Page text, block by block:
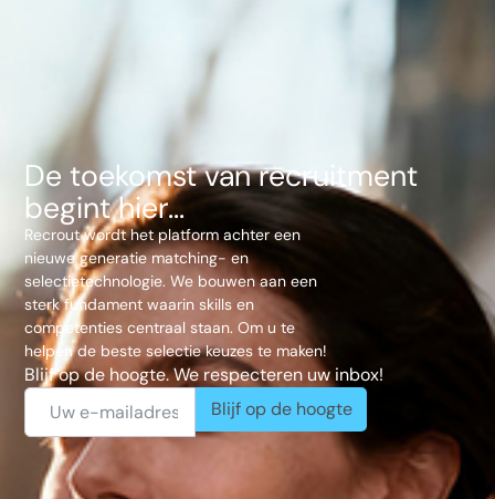
De toekomst van recruitment
begint hier...
Recrout wordt het platform achter een
nieuwe generatie matching- en
selectietechnologie. We bouwen aan een
sterk fundament waarin skills en
competenties centraal staan. Om u te
helpen de beste selectie keuzes te maken!
Blijf op de hoogte. We respecteren uw inbox!
Blijf op de hoogte